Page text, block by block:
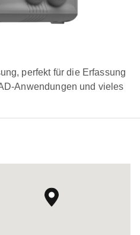
perfekt für die Erfassung
Anwendungen und vieles